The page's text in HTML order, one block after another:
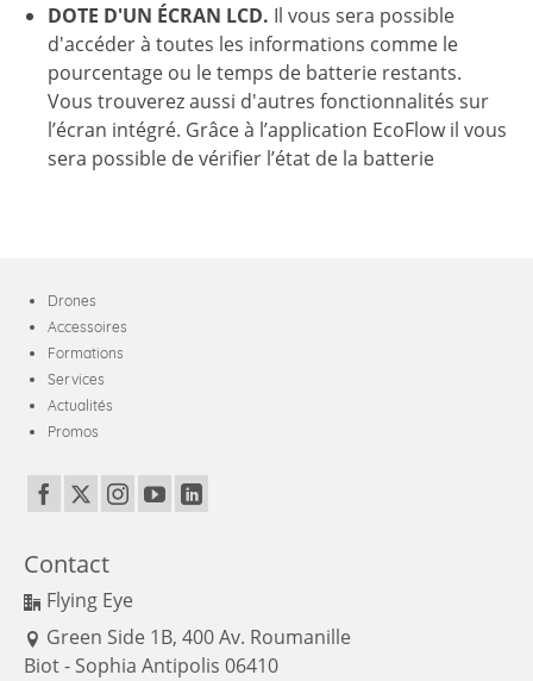
DOTE D'UN ÉCRAN LCD. Il vous sera possible
d'accéder à toutes les informations comme le
pourcentage ou le temps de batterie restants.
Vous trouverez aussi d'autres fonctionnalités sur
l’écran intégré. Grâce à l’application EcoFlow il vous
sera possible de vérifier l’état de la batterie
Drones
Accessoires
Formations
Services
Actualités
Promos
Contact
Flying Eye
Green Side 1B, 400 Av. Roumanille
Biot - Sophia Antipolis 06410